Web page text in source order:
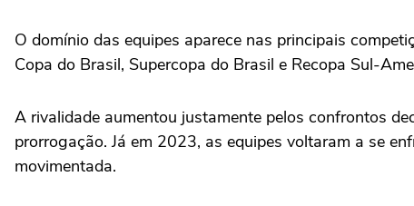
O domínio das equipes aparece nas principais
Copa do Brasil, Supercopa do Brasil e Recopa Sul-
A rivalidade aumentou justamente pelos confrontos
prorrogação. Já em 2023, as equipes voltaram a se
movimentada.